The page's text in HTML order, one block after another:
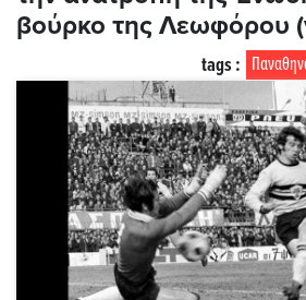
βούρκο της Λεωφόρου
tags :